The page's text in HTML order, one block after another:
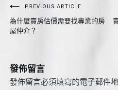
文
章
覽
PREVIOUS ARTICLE
為什麼賣房估價需要找專業的房
屋仲介？
發佈留言
發佈留言必須填寫的電子郵件